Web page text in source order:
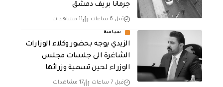
جرمانا بريف دمشق
قبل 6 ساعات 11 مشاهدات
سياسة
الزيدي يوجه بحضور وكلاء الوزارات
الشاغرة الى جلسات مجلس
الوزراء لحين تسمية وزرائها
قبل 7 ساعات 17 مشاهدات